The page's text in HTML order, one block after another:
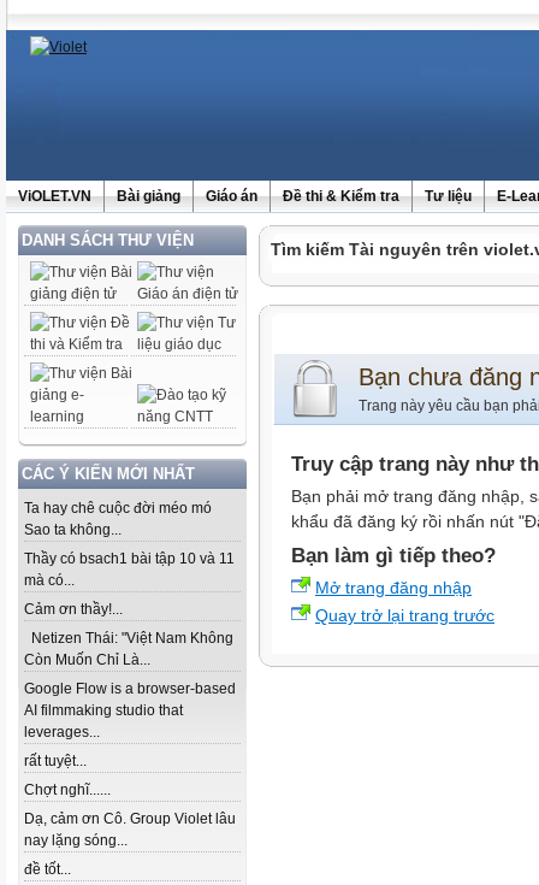
ViOLET.VN Bài giảng Giáo án Đề thi & Kiểm tra Tư liệu E-
DANH SÁCH THƯ VIỆN
CÁC Ý KIẾN MỚI NHẤT
Ta hay chê cuộc đời méo mó
Sao ta không...
Thầy có bsach1 bài tập 10 và 11
mà có...
Cảm ơn thầy!...
Netizen Thái: "Việt Nam Không
Còn Muốn Chỉ Là...
Google Flow is a browser-based
AI filmmaking studio that
leverages...
rất tuyệt...
Chợt nghĩ......
Dạ, cảm ơn Cô. Group Violet lâu
nay lặng sóng...
đề tốt...
Tìm kiếm Tài nguyên trên
Bạn chưa đăng
Trang này yêu cầu bạn
Truy cập trang này như
Bạn phải mở trang đăng nhập,
khẩu đã đăng ký rồi nhấn nút
Bạn làm gì tiếp theo?
Mở trang đăng nhập
Quay trở lại trang trước